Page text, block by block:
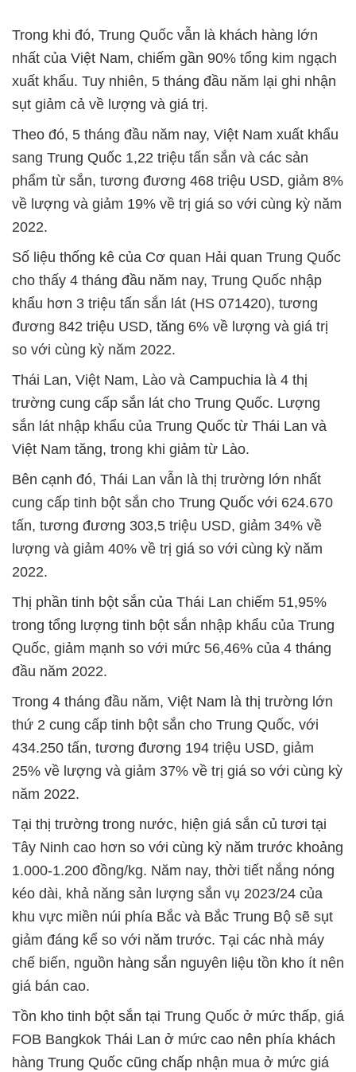
Trong khi đó, Trung Quốc vẫn là khách hàng lớn
nhất của Việt Nam, chiếm gần 90% tổng kim ngạch
xuất khẩu. Tuy nhiên, 5 tháng đầu năm lại ghi nhận
sụt giảm cả về lượng và giá trị.
Theo đó, 5 tháng đầu năm nay, Việt Nam xuất khẩu
sang Trung Quốc 1,22 triệu tấn sắn và các sản
phẩm từ sắn, tương đương 468 triệu USD, giảm 8%
về lượng và giảm 19% về trị giá so với cùng kỳ năm
2022.
Số liệu thống kê của Cơ quan Hải quan Trung Quốc
cho thấy 4 tháng đầu năm nay, Trung Quốc nhập
khẩu hơn 3 triệu tấn sắn lát (HS 071420), tương
đương 842 triệu USD, tăng 6% về lượng và giá trị
so với cùng kỳ năm 2022.
Thái Lan, Việt Nam, Lào và Campuchia là 4 thị
trường cung cấp sắn lát cho Trung Quốc. Lượng
sắn lát nhập khẩu của Trung Quốc từ Thái Lan và
Việt Nam tăng, trong khi giảm từ Lào.
Bên cạnh đó, Thái Lan vẫn là thị trường lớn nhất
cung cấp tinh bột sắn cho Trung Quốc với 624.670
tấn, tương đương 303,5 triệu USD, giảm 34% về
lượng và giảm 40% về trị giá so với cùng kỳ năm
2022.
Thị phần tinh bột sắn của Thái Lan chiếm 51,95%
trong tổng lượng tinh bột sắn nhập khẩu của Trung
Quốc, giảm mạnh so với mức 56,46% của 4 tháng
đầu năm 2022.
Trong 4 tháng đầu năm, Việt Nam là thị trường lớn
thứ 2 cung cấp tinh bột sắn cho Trung Quốc, với
434.250 tấn, tương đương 194 triệu USD, giảm
25% về lượng và giảm 37% về trị giá so với cùng kỳ
năm 2022.
Tại thị trường trong nước, hiện giá sắn củ tươi tại
Tây Ninh cao hơn so với cùng kỳ năm trước khoảng
1.000-1.200 đồng/kg. Năm nay, thời tiết nắng nóng
kéo dài, khả năng sản lượng sắn vụ 2023/24 của
khu vực miền núi phía Bắc và Bắc Trung Bộ sẽ sụt
giảm đáng kể so với năm trước. Tại các nhà máy
chế biến, nguồn hàng sắn nguyên liệu tồn kho ít nên
giá bán cao.
Tồn kho tinh bột sắn tại Trung Quốc ở mức thấp, giá
FOB Bangkok Thái Lan ở mức cao nên phía khách
hàng Trung Quốc cũng chấp nhận mua ở mức giá